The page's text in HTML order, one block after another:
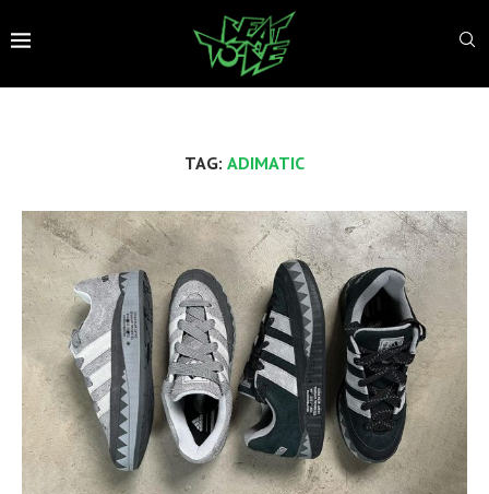
TAG: ADIMATIC